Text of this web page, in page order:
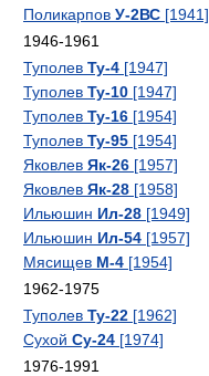
Поликарпов У-2ВС [1941]
1946-1961
Туполев Ту-4 [1947]
Туполев Ту-10 [1947]
Туполев Ту-16 [1954]
Туполев Ту-95 [1954]
Яковлев Як-26 [1957]
Яковлев Як-28 [1958]
Ильюшин Ил-28 [1949]
Ильюшин Ил-54 [1957]
Мясищев М-4 [1954]
1962-1975
Туполев Ту-22 [1962]
Сухой Су-24 [1974]
1976-1991